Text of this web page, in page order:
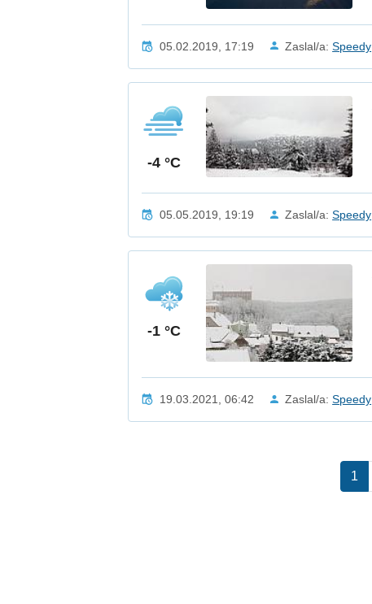
05.02.2019, 17:19 Zaslal/a:Speedy
-4 °C
05.05.2019, 19:19 Zaslal/a:Speedy
-1 °C
19.03.2021, 06:42 Zaslal/a:Speedy
1